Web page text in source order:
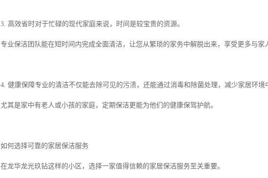
3. 高效省时对于忙碌的现代家庭来说，时间是较宝贵的资源。
专业保洁团队能在短时间内完成全面清洁，让您从繁琐的家务中解脱出来，享受更多与家
4. 健康保障专业的清洁不仅能去除可见的污渍，还能通过消毒和除菌处理，减少家居环境
尤其是家中有老人或小孩的家庭，定期保洁更能为他们的健康保驾护航。
如何选择可靠的家居保洁服务
在龙华龙光玖钻这样的小区，选择一家值得信赖的家居保洁服务至关重要。